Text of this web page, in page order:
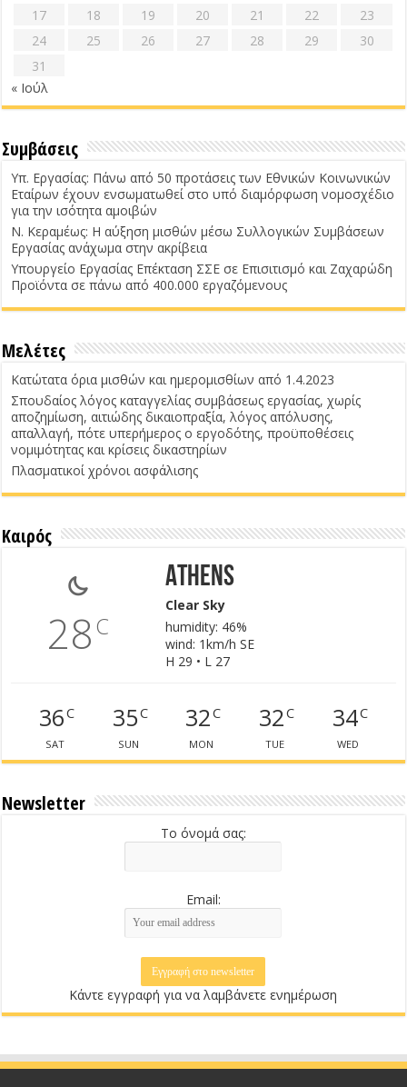
17
18 19 20 21 22
23
24
25 26 27 28 29
30
31
« Ιούλ
Συμβάσεις
Υπ. Εργασίας: Πάνω από 50 προτάσεις των Εθνικών Κοινωνικών
Εταίρων έχουν ενσωματωθεί στο υπό διαμόρφωση νομοσχέδιο
για την ισότητα αμοιβών
Ν. Κεραμέως: Η αύξηση μισθών μέσω Συλλογικών Συμβάσεων
Εργασίας ανάχωμα στην ακρίβεια
Υπουργείο Εργασίας Επέκταση ΣΣΕ σε Επισιτισμό και Ζαχαρώδη
Προϊόντα σε πάνω από 400.000 εργαζόμενους
Μελέτες
Κατώτατα όρια μισθών και ημερομισθίων από 1.4.2023
Σπουδαίος λόγος καταγγελίας συμβάσεως εργασίας, χωρίς
αποζημίωση, αιτιώδης δικαιοπραξία, λόγος απόλυσης,
απαλλαγή, πότε υπερήμερος ο εργοδότης, προϋποθέσεις
νομιμότητας και κρίσεις δικαστηρίων
Πλασματικοί χρόνοι ασφάλισης
Καιρός
28C
Athens
Clear Sky
humidity: 46%
wind: 1km/h SE
H 29 • L 27
36C
SAT
35C
SUN
32C
MON
32C
TUE
34C
WED
Newsletter
Το όνομά σας:
Email:
Κάντε εγγραφή για να λαμβάνετε ενημέρωση